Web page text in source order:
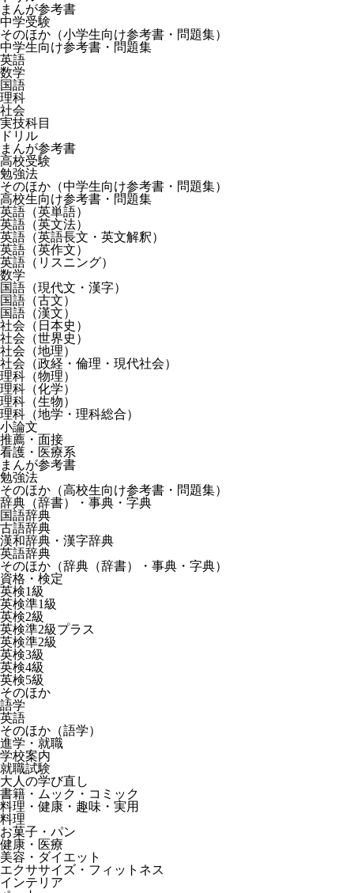
まんが参考書
中学受験
そのほか（小学生向け参考書・問題集）
中学生向け参考書・問題集
英語
数学
国語
理科
社会
実技科目
ドリル
まんが参考書
高校受験
勉強法
そのほか（中学生向け参考書・問題集）
高校生向け参考書・問題集
英語（英単語）
英語（英文法）
英語（英語長文・英文解釈）
英語（英作文）
英語（リスニング）
数学
国語（現代文・漢字）
国語（古文）
国語（漢文）
社会（日本史）
社会（世界史）
社会（地理）
社会（政経・倫理・現代社会）
理科（物理）
理科（化学）
理科（生物）
理科（地学・理科総合）
小論文
推薦・面接
看護・医療系
まんが参考書
勉強法
そのほか（高校生向け参考書・問題集）
辞典（辞書）・事典・字典
国語辞典
古語辞典
漢和辞典・漢字辞典
英語辞典
そのほか（辞典（辞書）・事典・字典）
資格・検定
英検1級
英検準1級
英検2級
英検準2級プラス
英検準2級
英検3級
英検4級
英検5級
そのほか
語学
英語
そのほか（語学）
進学・就職
学校案内
就職試験
大人の学び直し
書籍・ムック・コミック
料理・健康・趣味・実用
料理
お菓子・パン
健康・医療
美容・ダイエット
エクササイズ・フィットネス
インテリア